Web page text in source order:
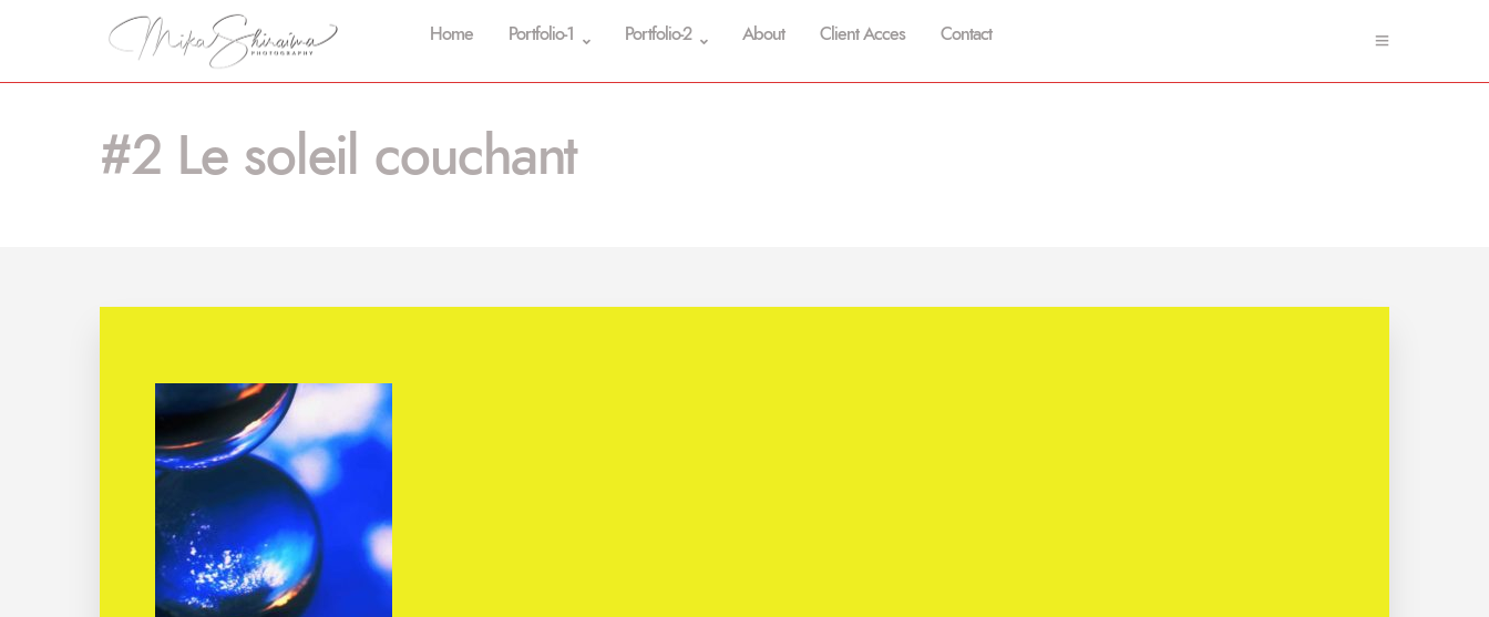
Home Portfolio-1 Portfolio-2 About Client Acces Contact
#2 Le soleil couchant